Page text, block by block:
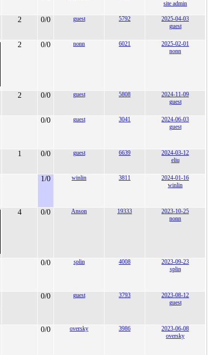
site admin
2 0/0 guest 5792
2025-04-03
guest
2 0/0 nonn 6021
2025-02-01
nonn
2 0/0 guest 5808
2024-11-09
guest
0/0 guest 3041
2024-06-03
guest
1 0/0 guest 6639
2024-03-12
eliu
1/0 winlin 3811
2024-01-16
winlin
4 0/0 Anson 19333
2023-10-25
nonn
0/0 splin 4008
2023-09-23
splin
0/0 guest 3793
2023-08-12
guest
0/0 oversky 3986
2023-06-08
oversky